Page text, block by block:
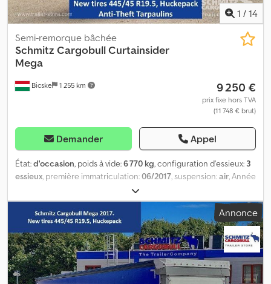
1 / 14
Bicske 1 255 km
Semi-remorque bâchée
Schmitz CargobullCurtainsider
Mega
9 250 €
prix fixe hors TVA
(11 748 € brut)
Demander Appel
État:d'occasion, poids à vide:6 770 kg, configuration d'essieux: 3
essieux , première immatriculation:06/2017 , suspension:air, Année
, type d'engrenage:
Équipement:ABS, Poids à vide : 6 770 kg, suspension
pneumatique, protection arrière anti-encastrement, système de
freinage électronique (EBS), prises 1x15 et 2x7 pôles, système
antispray. Retrouvez un aperçu de tous les véhicules disponibles
sur notre site web. Besoin d'un financement ? Nous proposons
des solutions de financement personnalisées, des contrats de
service complet et des services télématiques. Nous serons
Annonce